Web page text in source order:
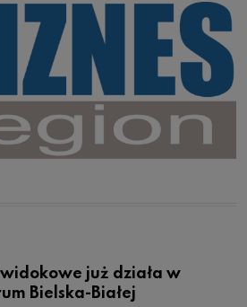
widokowe już działa w
Bielska-Białej